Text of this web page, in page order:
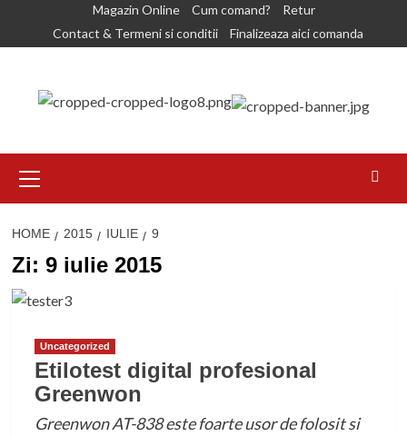
Magazin Online Cum comand?
Retur
Contact & Termeni si conditii
Finalizeaza aici comanda
Menu
HOME 2015 IULIE 9
Zi: 9 iulie 2015
Uncategorized
Etilotest digital profesional
Greenwon
Greenwon AT-838 este foarte usor de folosit si